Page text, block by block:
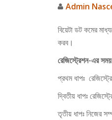
Admin
বিয়েটা ডট কমের
করব।
রেজিস্ট্রেশন-এর
প্রথম ধাপঃ
দ্বিতীয় ধাপঃ
তৃতীয় ধাপঃ নিজের